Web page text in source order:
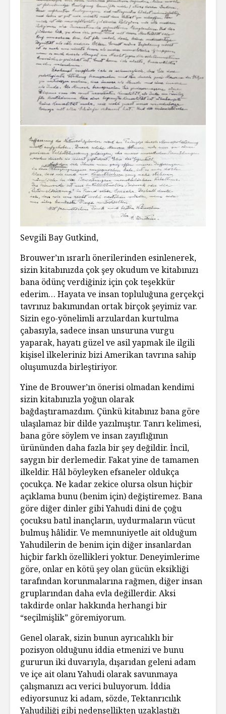
Sevgili Bay Gutkind,
Brouwer’ın ısrarlı önerilerinden esinlenerek,
sizin kitabınızda çok şey okudum ve kitabınızı
bana ödünç verdiğiniz için çok teşekkür
ederim… Hayata ve insan topluluğuna gerçekçi
tavrınız bakımından ortak birçok şeyimiz var.
Sizin ego-yönelimli arzulardan kurtulma
çabasıyla, sadece insan unsuruna vurgu
yaparak, hayatı güzel ve asil yapmak ile ilgili
kişisel ilkeleriniz bizi Amerikan tavrına sahip
oluşumuzda birleştiriyor.
Yine de Brouwer’ın önerisi olmadan kendimi
sizin kitabınızla yoğun olarak
bağdaştıramazdım. Çünkü kitabınız bana göre
ulaşılamaz bir dilde yazılmıştır. Tanrı kelimesi,
bana göre söylem ve insan zayıflığının
ürününden daha fazla bir şey değildir. İncil,
saygın bir derlemedir. Fakat yine de tamamen
ilkeldir. Hâl böyleyken efsaneler oldukça
çocukça. Ne kadar zekice olursa olsun hiçbir
açıklama bunu (benim için) değiştiremez. Bana
göre diğer dinler gibi Yahudi dini de çoğu
çocuksu batıl inançların, uydurmaların vücut
bulmuş hâlidir. Ve memnuniyetle ait olduğum
Yahudilerin de benim için diğer insanlardan
hiçbir farklı özellikleri yoktur. Deneyimlerime
göre, onlar en kötü şey olan gücün eksikliği
tarafından korunmalarına rağmen, diğer insan
gruplarından daha evla değillerdir. Aksi
takdirde onlar hakkında herhangi bir
“seçilmişlik” göremiyorum.
Genel olarak, sizin bunun ayrıcalıklı bir
pozisyon olduğunu iddia etmenizi ve bunu
gururun iki duvarıyla, dışarıdan geleni adam
ve içe ait olanı Yahudi olarak savunmaya
çalışmanızı acı verici buluyorum. İddia
ediyorsunuz ki adam, sözde, Tektanrıcılık
Yahudiliği gibi nedensellikten uzaklaştığı